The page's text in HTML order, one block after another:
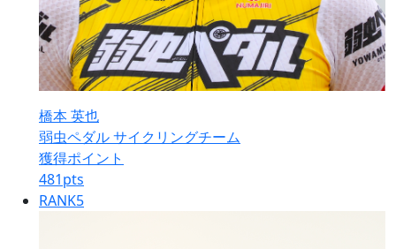
橋本 英也
弱虫ペダル サイクリングチーム
獲得ポイント
481pts
RANK5